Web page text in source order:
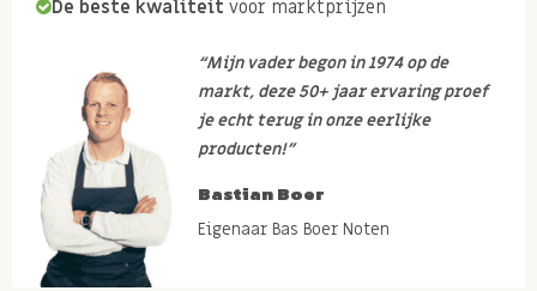
De beste kwaliteit voor marktprijzen
“Mijn vader begon in 1974 op de
markt, deze 50+ jaar ervaring proef
je echt terug in onze eerlijke
producten!”
Bastian Boer
Eigenaar Bas Boer Noten